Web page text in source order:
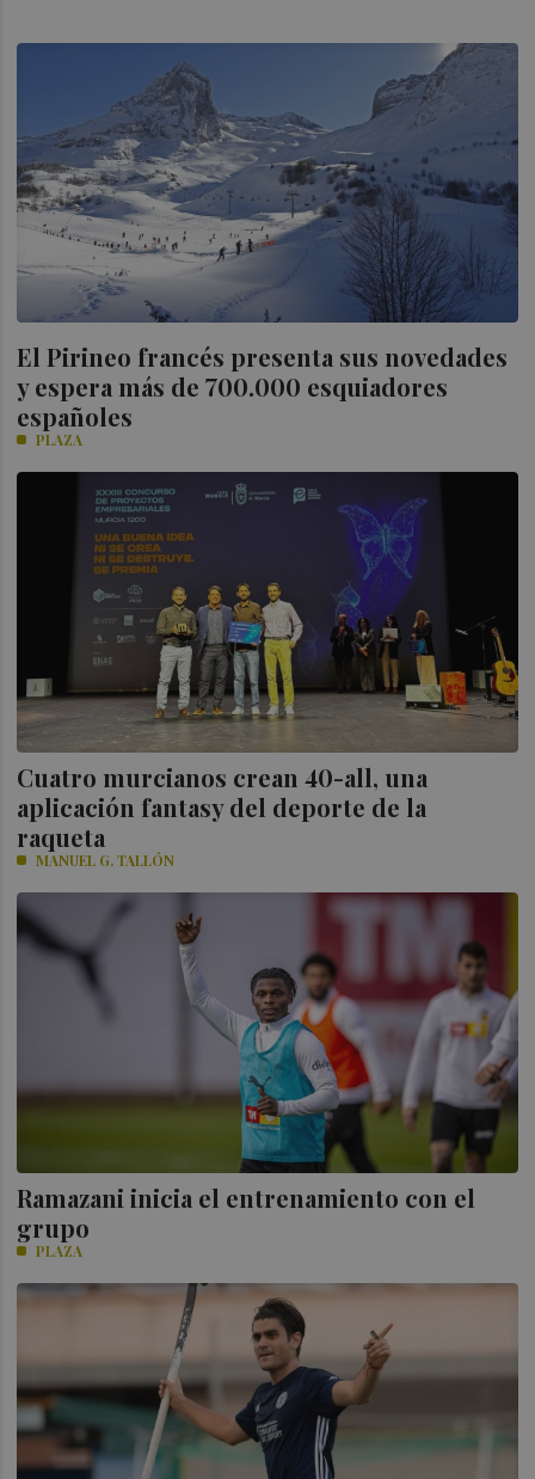
El Pirineo francés presenta sus novedades
y espera más de 700.000 esquiadores
españoles
PLAZA
Cuatro murcianos crean 40-all, una
aplicación fantasy del deporte de la
raqueta
MANUEL G. TALLÓN
Ramazani inicia el entrenamiento con el
grupo
PLAZA